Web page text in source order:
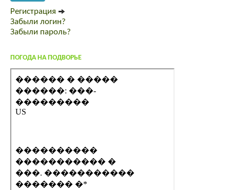
Регистрация
Забыли логин?
Забыли пароль?
ПОГОДА НА ПОДВОРЬЕ